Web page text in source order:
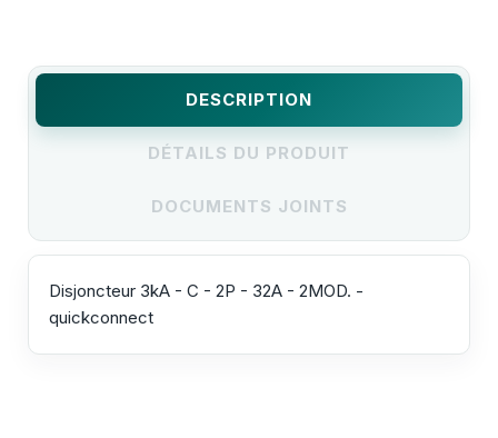
DESCRIPTION
DÉTAILS DU PRODUIT
DOCUMENTS JOINTS
Disjoncteur 3kA - C - 2P - 32A - 2MOD. -
quickconnect